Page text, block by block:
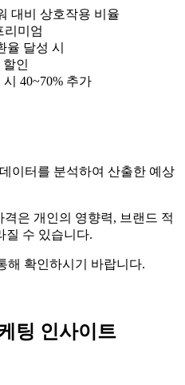
대비 상호작용 비율
리미엄
율 달성 시
할인
40~70% 추가
이터를 분석하여 산출한 예상
은 개인의 영향력, 브랜드 적
질 수 있습니다.
해 확인하시기 바랍니다.
팅 인사이트